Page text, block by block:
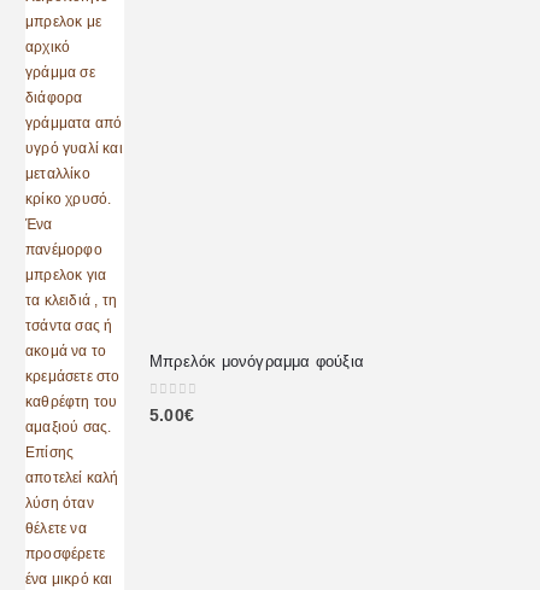
Μπρελόκ μονόγραμμα φούξια
0 out of 5
5.00€